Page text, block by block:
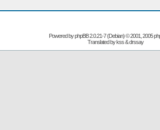
Powered byphpBB2.0.21-7 (Debian) © 2001, 2005
Translated by kss & drssay